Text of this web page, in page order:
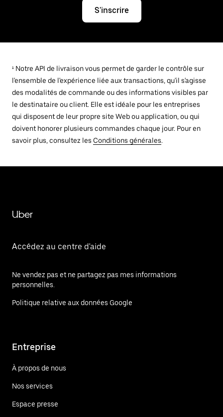
S'inscrire
¹ Notre API de livraison vous permet de garder le contrôle sur
l'ensemble de l'expérience liée aux transactions, qu'il s'agisse
des modalités de commande ou des informations visibles par
le destinataire ou client. Elle est idéale pour les entreprises
qui disposent de leur propre site Web ou application, ou qui
doivent honorer plusieurs commandes chaque jour. Pour en
savoir plus, consultez les Conditions générales.
Uber
Accédez au centre d'aide
Ne vendez pas et ne partagez pas mes informations
personnelles.
Politique relative aux données Google
Entreprise
À propos de nous
Nos services
Espace presse